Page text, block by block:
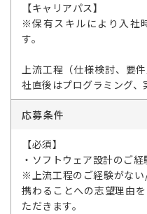
【キャリアパス】
※保有スキルにより入社
す。
上流工程（仕様検討、要
社直後はプログラミング
応募条件
【必須】
・ソフトウェア設計のご経
※上流工程のご経験がな
携わることへの志望理由
ただきます。